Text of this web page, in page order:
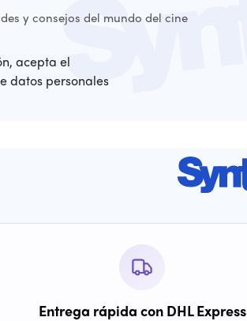
y consejos del mundo del cine
acepta el
datos personales
Entrega rápida con DHL Express